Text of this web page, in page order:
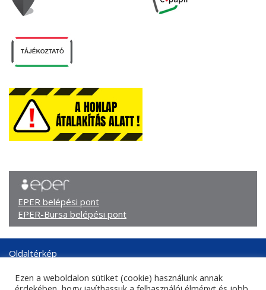
EPER belépési pont
EPER-Bursa belépési pont
Oldaltérkép
Adatkezelési tájékoztató
Ezen a weboldalon sütiket (cookie) használunk annak